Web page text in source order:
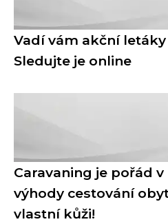
Vadí vám akční letáky
Sledujte je online
Caravaning je pořád
výhody cestování
vlastní kůži!